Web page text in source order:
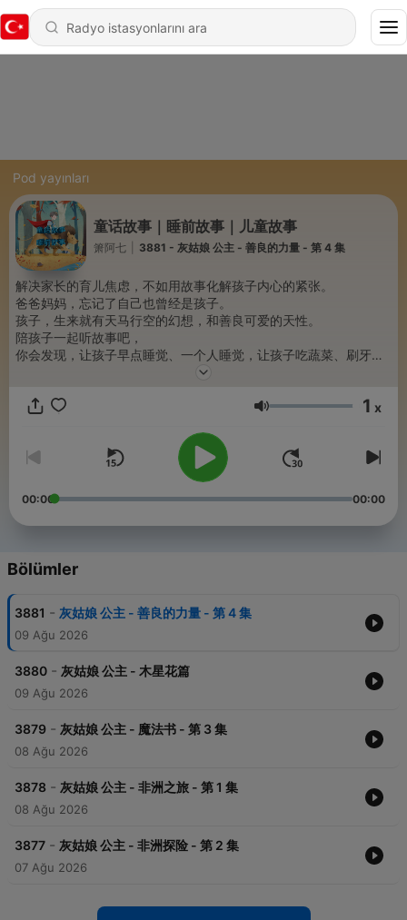
Pod yayınları
童话故事｜睡前故事｜儿童故事
箫阿七 3881 - 灰姑娘 公主 - 善良的力量 - 第 4 集
解决家长的育儿焦虑，不如用故事化解孩子内心的紧张。
爸爸妈妈，忘记了自己也曾经是孩子。
孩子，生来就有天马行空的幻想，和善良可爱的天性。
陪孩子一起听故事吧，
你会发现，让孩子早点睡觉、一个人睡觉，让孩子吃蔬菜、刷牙、
洗澡，让孩子少看电视、玩游戏，没有那么难。
伴你的小天使。你也可以，睡个好觉。
Ses 1 x
00:00 00:00
Bölümler
3881 - 灰姑娘 公主 - 善良的力量 - 第 4 集
09 Ağu 2026
3880 - 灰姑娘 公主 - 木星花篇
09 Ağu 2026
3879 - 灰姑娘 公主 - 魔法书 - 第 3 集
08 Ağu 2026
3878 - 灰姑娘 公主 - 非洲之旅 - 第 1 集
08 Ağu 2026
3877 - 灰姑娘 公主 - 非洲探险 - 第 2 集
07 Ağu 2026